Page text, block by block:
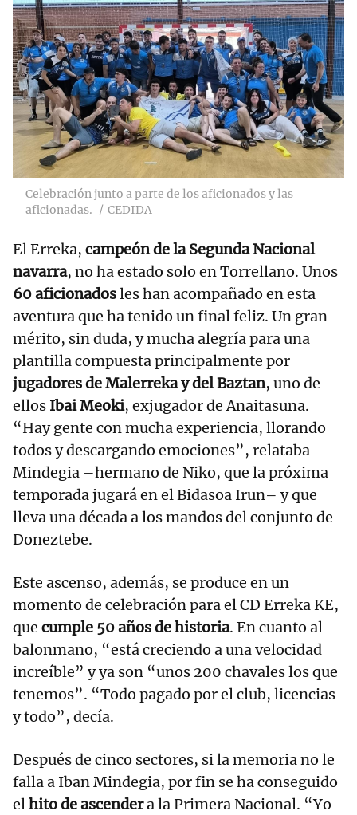
Celebración junto a parte de los aficionados y las
aficionadas.
CEDIDA
El Erreka, campeón de la Segunda Nacional
navarra, no ha estado solo en Torrellano. Unos
60 aficionadosles han acompañado en esta
aventura que ha tenido un final feliz. Un gran
mérito, sin duda, y mucha alegría para una
plantilla compuesta principalmente por
jugadores de Malerreka y del Baztan, uno de
ellos Ibai Meoki, exjugador de Anaitasuna.
“Hay gente con mucha experiencia, llorando
todos y descargando emociones”, relataba
Mindegia –hermano de Niko, que la próxima
temporada jugará en el Bidasoa Irun– y que
lleva una década a los mandos del conjunto de
Doneztebe.
Este ascenso, además, se produce en un
momento de celebración para el CD Erreka KE,
que cumple 50 años de historia. En cuanto al
balonmano, “está creciendo a una velocidad
increíble” y ya son “unos 200 chavales los que
tenemos”. “Todo pagado por el club, licencias
y todo”, decía.
Después de cinco sectores, si la memoria no le
falla a Iban Mindegia, por fin se ha conseguido
elhito de ascendera la Primera Nacional. “Yo